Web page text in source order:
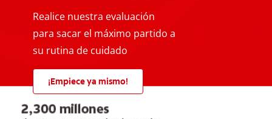
Realice nuestra evaluación
para sacar el máximo partido a
su rutina de cuidado
¡Empiece ya mismo!